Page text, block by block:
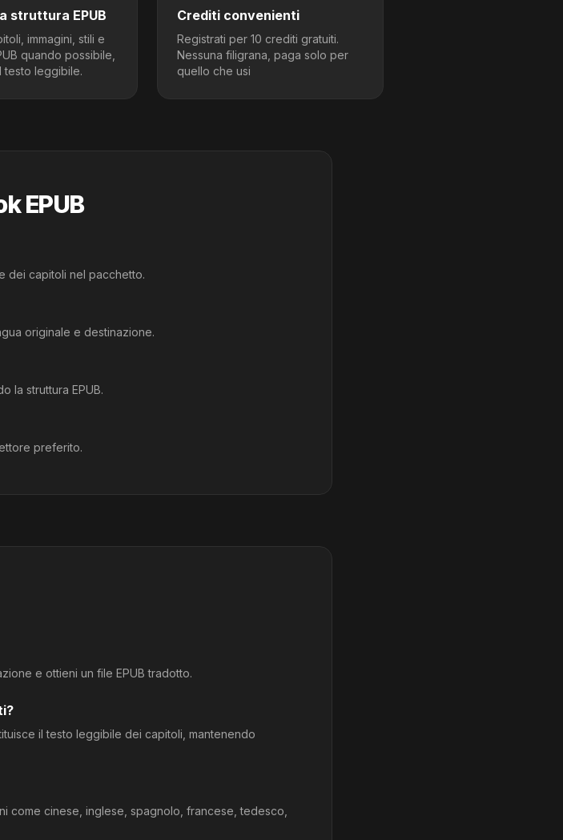
struttura EPUB
immagini, stili e
quando possibile,
testo leggibile.
Crediti convenienti
Registrati per 10 crediti gratuiti.
Nessuna filigrana, paga solo per
quello che usi
EPUB
dei capitoli nel pacchetto.
originale e destinazione.
la struttura EPUB.
preferito.
e ottieni un file EPUB tradotto.
il testo leggibile dei capitoli, mantenendo
come cinese, inglese, spagnolo, francese, tedesco,